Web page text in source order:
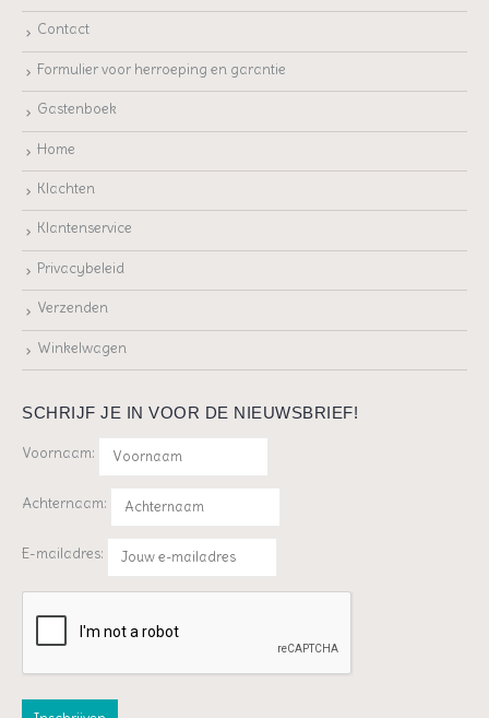
Contact
Formulier voor herroeping en garantie
Gastenboek
Home
Klachten
Klantenservice
Privacybeleid
Verzenden
Winkelwagen
SCHRIJF JE IN VOOR DE NIEUWSBRIEF!
Voornaam:
Achternaam:
E-mailadres: